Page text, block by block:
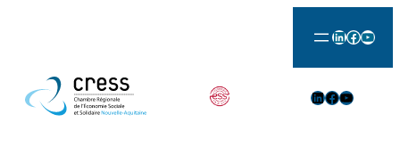
LinkedIn
Facebook
LinkedIn
Facebook
YouTube